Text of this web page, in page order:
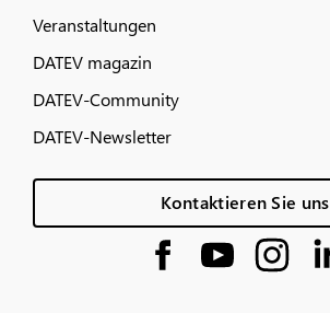
Veranstaltungen
DATEV magazin
DATEV-Community
DATEV-Newsletter
Kontaktieren Sie uns